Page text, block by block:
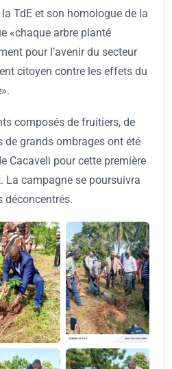
TdE et son homologue de la
«chaque arbre planté
pour l’avenir du secteur
citoyen contre les effets du
composés de fruitiers, de
de grands ombrages ont été
Cacaveli pour cette première
La campagne se poursuivra
déconcentrés.